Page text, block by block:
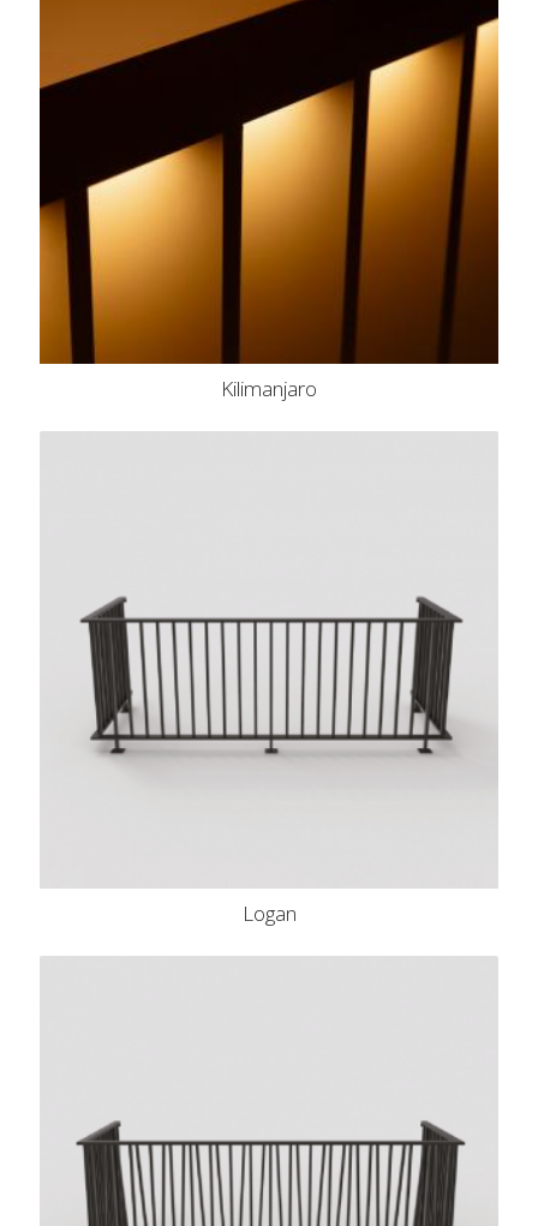
Kilimanjaro
Logan